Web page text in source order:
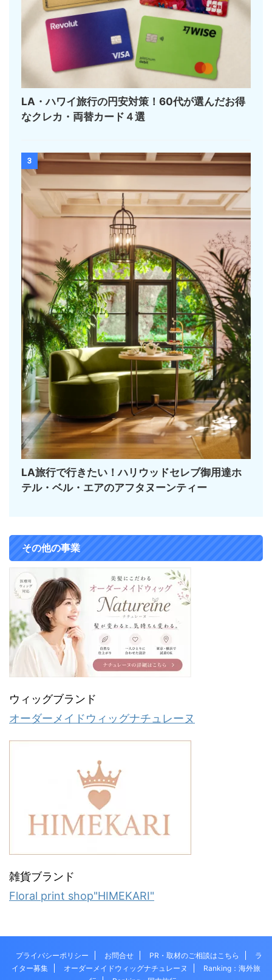
LA・ハワイ旅行の円安対策！60代が選んだお得
なクレカ・両替カード４選
3
LA旅行で行きたい！ハリウッドセレブ御用達ホ
テル・ベル・エアのアフタヌーンティー
その他の事業
ウィッグブランド
オーダーメイドウィッグナチュレーヌ
雑貨ブランド
Floral print shop"HIMEKARI"
プライバシーポリシー お問合せ PR・取材のご相談はこちら
ラ
イター募集
オーダーメイドウィッグナチュレーヌ
Ranking：海外旅